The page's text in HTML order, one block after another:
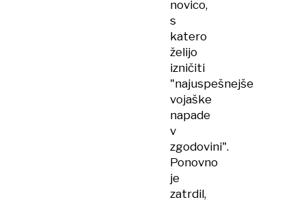
novico,
s
katero
želijo
izničiti
"najuspešnejše
vojaške
napade
v
zgodovini".
Ponovno
je
zatrdil,